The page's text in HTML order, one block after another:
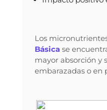
Los
Básicase
mayor absorción y
embarazadas o en